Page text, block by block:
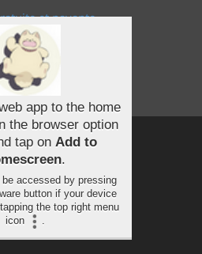
et payante
(TV, vidéo, web)
Facebook
Youtube
Twitter
app to the home
the browser option
tap on Add to
.
accessed by pressing
button if your device
the top right menu
icon
.